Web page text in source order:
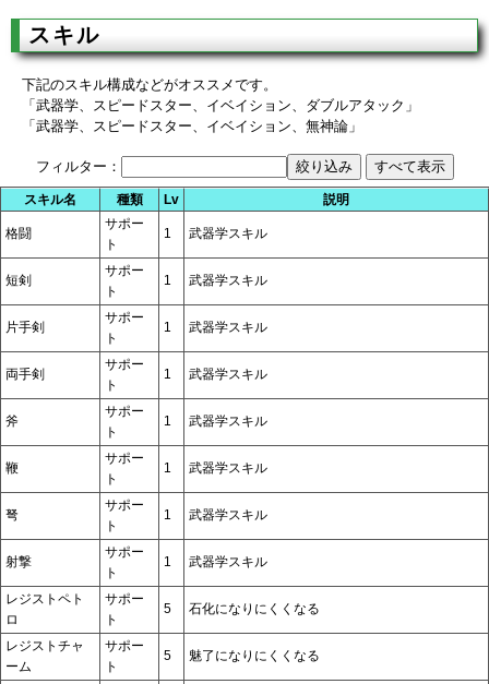
スキル
下記のスキル構成などがオススメです。
「武器学、スピードスター、イベイション、ダブルアタック」
「武器学、スピードスター、イベイション、無神論」
フィルター：
スキル名 種類 Lv 説明
格闘
サポー
ト
1 武器学スキル
短剣
サポー
ト
1 武器学スキル
片手剣
サポー
ト
1 武器学スキル
両手剣
サポー
ト
1 武器学スキル
斧
サポー
ト
1 武器学スキル
鞭
サポー
ト
1 武器学スキル
弩
サポー
ト
1 武器学スキル
射撃
サポー
ト
1 武器学スキル
レジストペト
ロ
サポー
ト
5 石化になりにくくなる
レジストチャ
ーム
サポー
ト
5 魅了になりにくくなる